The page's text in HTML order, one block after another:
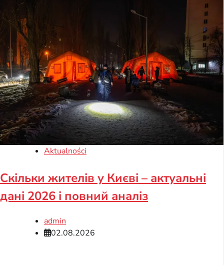
Aktualności
Скільки жителів у Києві – актуальні
дані 2026 і повний аналіз
admin
02.08.2026